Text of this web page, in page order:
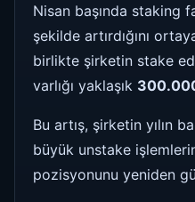
Nisan başında staking
şekilde artırdığını
birlikte şirketin stake
varlığı yaklaşık
Bu artış, şirketin yılın
büyük unstake
pozisyonunu yeniden